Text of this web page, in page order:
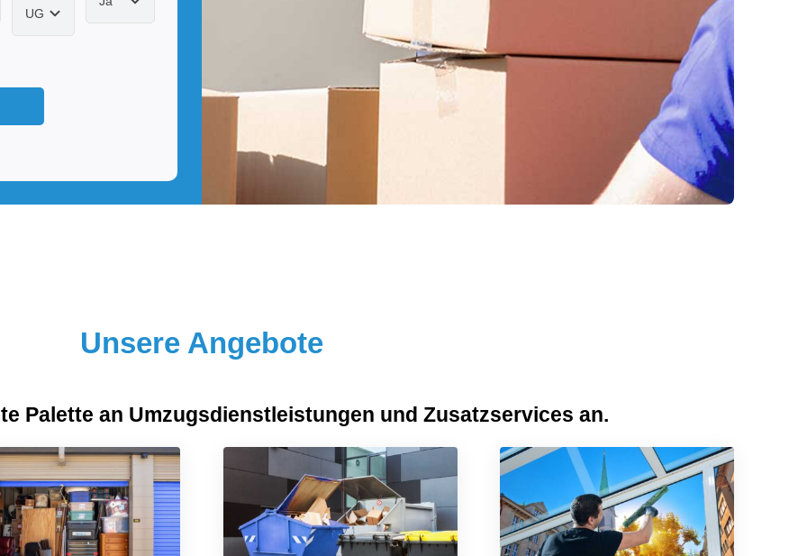
Unsere Angebote
Palette an Umzugsdienstleistungen und Zusatzservices an.